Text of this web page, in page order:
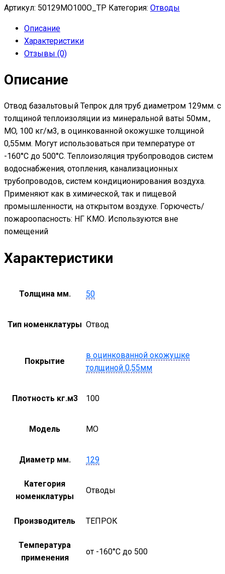
T50
100
оцинкованной
толщиной
Артикул: 50129MO100O_TP Категория: Отводы
Описание
Характеристики
Отзывы (0)
Описание
Отвод базальтовый Тепрок для труб диаметром 129мм. с
толщиной теплоизоляции из минеральной ваты 50мм.,
MO, 100 кг/м3, в оцинкованной окожушке толщиной
0,55мм. Могут использоваться при температуре от
-160°С до 500°С. Теплоизоляция трубопроводов систем
водоснабжения, отопления, канализационных
трубопроводов, систем кондиционирования воздуха.
Применяют как в химической, так и пищевой
промышленности, на открытом воздухе. Горючесть/
пожароопасность: НГ КМО. Используются вне
помещений
Характеристики
Толщина мм. 50
Тип номенклатуры Отвод
Покрытие
в оцинкованной окожушке
толщиной 0,55мм
Плотность кг.м3 100
Модель MO
Диаметр мм. 129
Категория
номенклатуры
Отводы
Производитель ТЕПРОК
Температура
применения
от -160°С до 500